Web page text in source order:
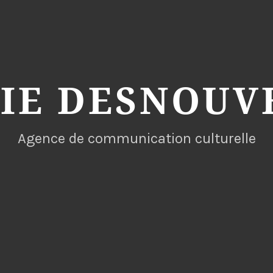
Agence de communication culturelle